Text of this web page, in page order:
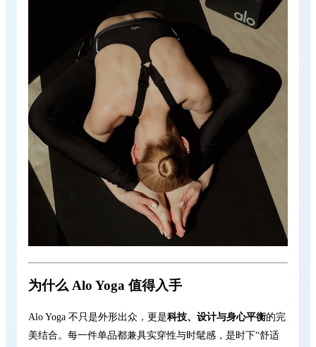
为什么 Alo Yoga 值得入手
Alo Yoga 不只是外形出众，更是科技、设计与身心平衡的完
美结合。每一件单品都兼具实穿性与时髦感，是时下“舒适